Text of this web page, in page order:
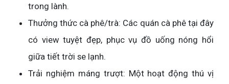
trong lành.
Thưởng thức cà phê/trà: Các quán cà phê tại đây
có view tuyệt đẹp, phục vụ đồ uống nóng hổi
giữa tiết trời se lạnh.
Trải nghiệm máng trượt: Một hoạt động thú vị